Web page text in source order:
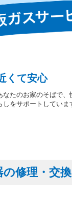
くて安心
なたのお家のそばで、
しをサポートしていま
の修理・交